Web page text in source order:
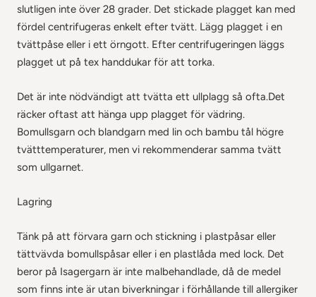
slutligen inte över 28 grader. Det stickade plagget kan med
fördel centrifugeras enkelt efter tvätt. Lägg plagget i en
tvättpåse eller i ett örngott. Efter centrifugeringen läggs
plagget ut på tex handdukar för att torka.
Det är inte nödvändigt att tvätta ett ullplagg så ofta.Det
räcker oftast att hänga upp plagget för vädring.
Bomullsgarn och blandgarn med lin och bambu tål högre
tvätttemperaturer, men vi rekommenderar samma tvätt
som ullgarnet.
Lagring
Tänk på att förvara garn och stickning i plastpåsar eller
tättvävda bomullspåsar eller i en plastlåda med lock. Det
beror på Isagergarn är inte malbehandlade, då de medel
som finns inte är utan biverkningar i förhållande till allergiker